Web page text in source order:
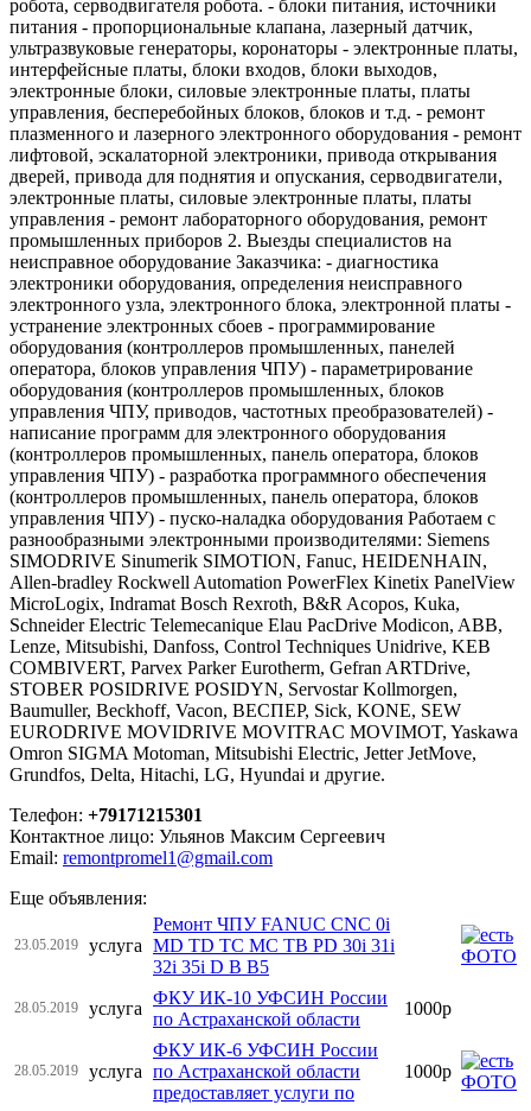
робота, серводвигателя робота. - блоки питания, источники
питания - пропорциональные клапана, лазерный датчик,
ультразвуковые генераторы, коронаторы - электронные платы,
интерфейсные платы, блоки входов, блоки выходов,
электронные блоки, силовые электронные платы, платы
управления, бесперебойных блоков, блоков и т.д. - ремонт
плазменного и лазерного электронного оборудования - ремонт
лифтовой, эскалаторной электроники, привода открывания
дверей, привода для поднятия и опускания, серводвигатели,
электронные платы, силовые электронные платы, платы
управления - ремонт лабораторного оборудования, ремонт
промышленных приборов 2. Выезды специалистов на
неисправное оборудование Заказчика: - диагностика
электроники оборудования, определения неисправного
электронного узла, электронного блока, электронной платы -
устранение электронных сбоев - программирование
оборудования (контроллеров промышленных, панелей
оператора, блоков управления ЧПУ) - параметрирование
оборудования (контроллеров промышленных, блоков
управления ЧПУ, приводов, частотных преобразователей) -
написание программ для электронного оборудования
(контроллеров промышленных, панель оператора, блоков
управления ЧПУ) - разработка программного обеспечения
(контроллеров промышленных, панель оператора, блоков
управления ЧПУ) - пуско-наладка оборудования Работаем с
разнообразными электронными производителями: Siemens
SIMODRIVE Sinumerik SIMOTION, Fanuc, HEIDENHAIN,
Allen-bradley Rockwell Automation PowerFlex Kinetix PanelView
MicroLogix, Indramat Bosch Rexroth, B&R Acopos, Kuka,
Schneider Electric Telemecanique Elau PacDrive Modicon, ABB,
Lenze, Mitsubishi, Danfoss, Control Techniques Unidrive, KEB
COMBIVERT, Parvex Parker Eurotherm, Gefran ARTDrive,
STOBER POSIDRIVE POSIDYN, Servostar Kollmorgen,
Baumuller, Beckhoff, Vacon, ВЕСПЕР, Sick, KONE, SEW
EURODRIVE MOVIDRIVE MOVITRAC MOVIMOT, Yaskawa
Omron SIGMA Motoman, Mitsubishi Electric, Jetter JetMove,
Grundfos, Delta, Hitachi, LG, Hyundai и другие.
Телефон: +79171215301
Контактное лицо: Ульянов Максим Сергеевич
Email: remontpromel1@gmail.com
Еще объявления:
23.05.2019 услуга
Ремонт ЧПУ FANUC CNC 0i
MD TD TC MC TB PD 30i 31i
32i 35i D B B5
28.05.2019 услуга
ФКУ ИК-10 УФСИН России
по Астраханской области
1000р
28.05.2019 услуга
ФКУ ИК-6 УФСИН России
по Астраханской области
предоставляет услуги по
1000р